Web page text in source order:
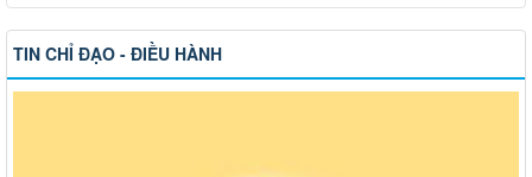
TIN CHỈ ĐẠO - ĐIỀU HÀNH